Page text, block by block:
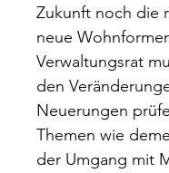
Zukunft noch die
neue
Verwaltungsrat
den
Neuerungen
Themen wie
der Umgang mit